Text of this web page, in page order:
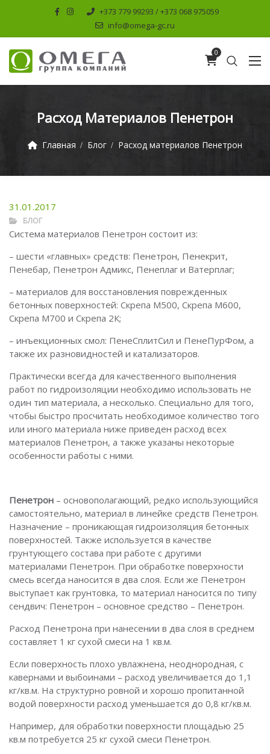
+373 779 99293 / +373 068 975059
info@omega-gc.ru
0
Расход Материалов Пенетрон
Главная Блог Расход материалов Пенетрон
31.01.2017
БЛОГ
Система материалов Пенетрон состоит из:
– шести «главных» средств: Пенетрон, Пенекрит,
Пенебар, Пенетрон Адмикс, Пенеплаг и Ватерплаг;
– материалов для восстановления поврежденных
бетонных поверхностей: Скрепа М500, Скрепа М600,
Скрепа М700 и Скрепа 2К;
– инъекционных смол: ПенеСплитСил и ПенеПурФом, а
также их разновидностей и катализаторов.
Практически всегда для качественного выполнения
работ по гидроизоляции необходимо использовать не
один тип материала, а несколько. Специально для того,
чтобы быстро просчитать необходимое количество того
или иного материала ниже приведен расход всех
материалов Пенетрон, а также указаны некоторые
особенности работы с ними.
Пенетрон – основополагающий, редко использующийся
самостоятельно, материал в линейке средств Пенетрон.
Назначение – проникающая гидроизоляция бетонных
поверхностей. Также используется в качестве
грунтующего состава при работе с другими
материалами Пенетрон. При обработке поверхности
смесь всегда наносится в два слоя. Если же Пенетрон
выступает как грунтовка, то материал наносится по типу
сендвич: Пенетрон – основное средство – Пенетрон.
Расход Пенетрона при нанесении в два слоя в среднем
составляет 1 кг сухой смеси на 1 кв.м.
Если поверхность плохо увлажнена, неоднородная, с
кавернами и выбоинами – расход увеличивается до 1,1
кг/кв.м. На структурно ровной и хорошо пропитанной
водой поверхности расход уменьшается до 0,8 кг/кв.м.
Например, для обработки поверхности площадью 25
кв.м потребуется 25 кг сухой смеси Пенетрон.